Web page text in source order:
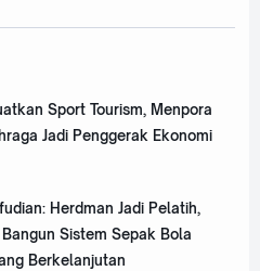
Sport Tourism, Menpora
Jadi Penggerak Ekonomi
Herdman Jadi Pelatih,
Sistem Sepak Bola
Berkelanjutan